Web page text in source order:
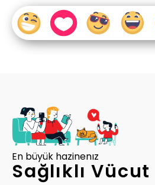
En büyük hazinenız
Sağlıklı Vücut